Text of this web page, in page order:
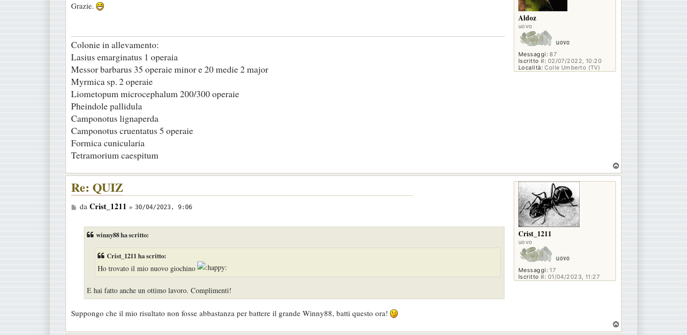
Aldoz
uovo
Messaggi: 87
Iscritto il: 02/07/2022, 10:20
Località: Colle Umberto (TV)
s
a
g
g
i
o
Grazie.
Colonie in allevamento:
Lasius emarginatus 1 operaia
Messor barbarus 35 operaie minor e 20 medie 2 major
Myrmica sp. 2 operaie
Liometopum microcephalum 200/300 operaie
Pheindole pallidula
Camponotus lignaperda
Camponotus cruentatus 5 operaie
Formica cunicularia
Tetramorium caespitum
o
Crist_1211
uovo
Messaggi: 17
Iscritto il: 01/04/2023, 11:27
Re: QUIZ
M
da Crist_1211 » 30/04/2023, 9:06
winny88 ha scritto:
Crist_1211 ha scritto:
Ho trovato il mio nuovo giochino
E hai fatto anche un ottimo lavoro. Complimenti!
Suppongo che il mio risultato non fosse abbastanza per battere il grande Winny88, batti questo ora!
o